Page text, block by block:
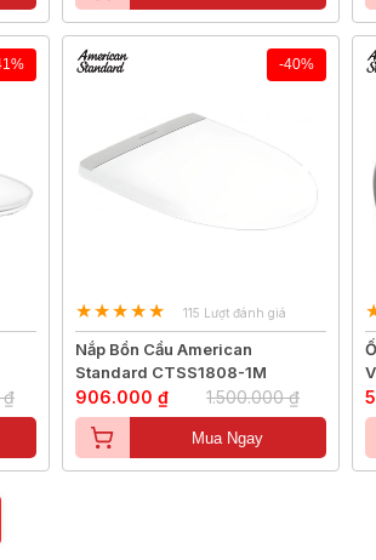
₫
-40%
115 Lượt đánh giá
Nắp Bồn Cầu American
Standard CTSS1808-1M
906.000 ₫ 1.500.000 ₫
Mua Ngay